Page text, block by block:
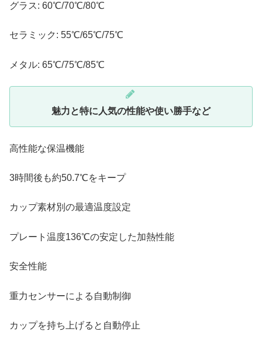
グラス: 60℃/70℃/80℃
セラミック: 55℃/65℃/75℃
メタル: 65℃/75℃/85℃
魅力と特に人気の性能や使い勝手など
高性能な保温機能
3時間後も約50.7℃をキープ
カップ素材別の最適温度設定
プレート温度136℃の安定した加熱性能
安全性能
重力センサーによる自動制御
カップを持ち上げると自動停止